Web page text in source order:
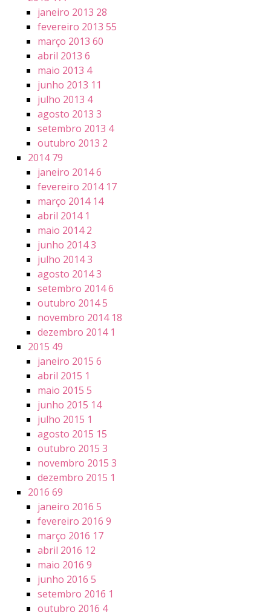
janeiro 2013 28
fevereiro 2013 55
março 2013 60
abril 2013 6
maio 2013 4
junho 2013 11
julho 2013 4
agosto 2013 3
setembro 2013 4
outubro 2013 2
201479
janeiro 20146
fevereiro 2014 17
março 2014 14
abril 2014 1
maio 20142
junho 20143
julho 20143
agosto 20143
setembro 20146
outubro 20145
novembro 2014 18
dezembro 2014 1
2015 49
janeiro 2015 6
abril 2015 1
maio 2015 5
junho 2015 14
julho 2015 1
agosto 2015 15
outubro 2015 3
novembro 2015 3
dezembro 2015 1
2016 69
janeiro 2016 5
fevereiro 2016 9
março 2016 17
abril 2016 12
maio 2016 9
junho 2016 5
setembro 2016 1
outubro 2016 4